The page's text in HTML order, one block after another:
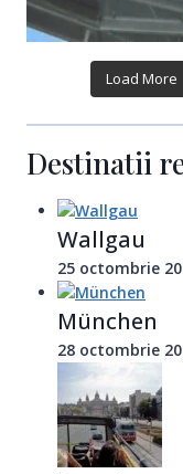
Load More
Destinatii
Wallgau
25 octombrie
München
28 octombrie